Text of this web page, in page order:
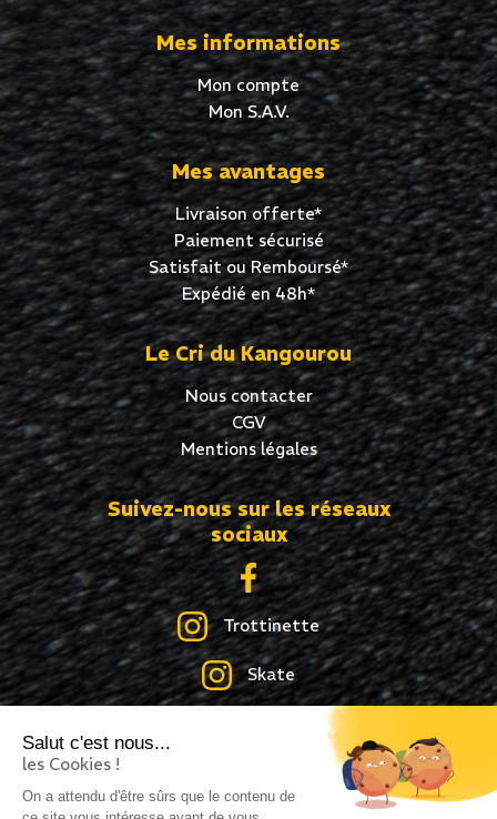
Salut c'est nous...
les Cookies !
On a attendu d'être sûrs que le contenu de
Mes informations
Mon compte
Mon S.A.V.
Mes avantages
Livraison offerte*
Paiement sécurisé
Satisfait ou Remboursé*
Expédié en 48h*
Le Cri du Kangourou
Nous contacter
CGV
Mentions légales
Suivez-nous sur les réseaux
sociaux
Trottinette
Skate